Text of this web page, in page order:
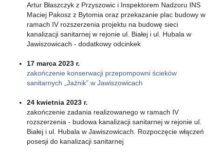
Artur Błaszczyk z Przyszowic i Inspektorem Nadzoru INS
Maciej Pakosz z Bytomia oraz przekazanie plac budowy w
ramach IV rozszerzenia projektu na budowę sieci
kanalizacji sanitarnej w rejonie ul. Białej i ul. Hubala w
Jawiszowicach - dodatkowy odcinkek
17 marca 2023 r.
zakończenie konserwacji przepompowni ścieków
sanitarnych „Jaźnik” w Jawiszowicach
24 kwietnia 2023 r.
zakończenie zadania realizowanego w ramach IV
rozszerzenia - budowa kanalizacji sanitarnej w rejonie ul.
Białej i ul. Hubala w Jawiszowicach. Rozpoczęcie włączeń
posesji do kanalizacji sanitarnej